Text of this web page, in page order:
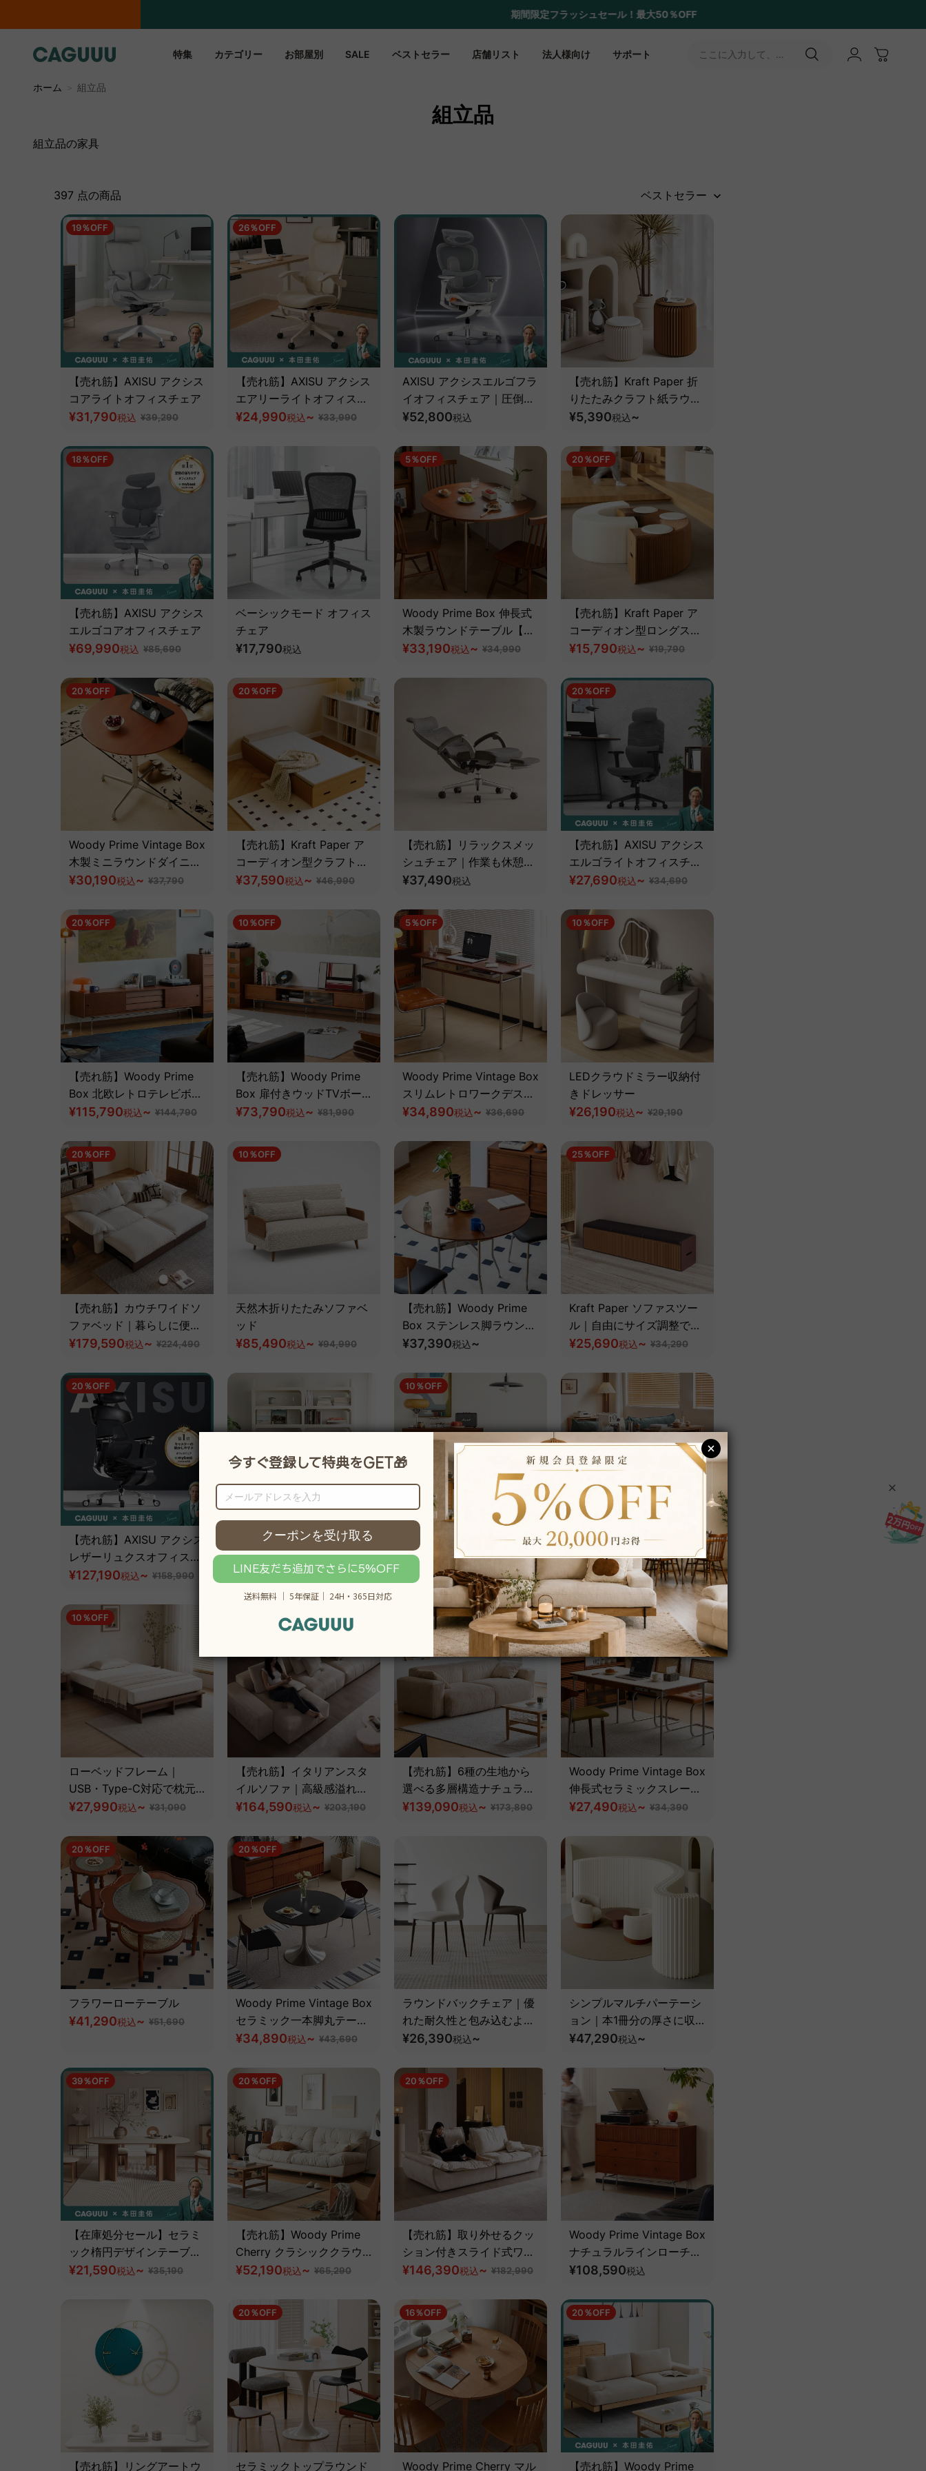
期間限定フラッシュセール！最大50％OFF
特集 カテゴリー お部屋別 SALE ベストセラー 店舗リスト 法人様向け サポート
ここに入力して、
ホーム
組立品
組立品
組立品の家具
397 点の商品 ベストセラー
19％OFF
【売れ筋】AXISU アクシス
コアライトオフィスチェア
¥31,790税込 ¥39,290
26％OFF
【売れ筋】AXISU アクシス
エアリーライトオフィスチ
ェア
¥24,990税込~ ¥33,990
AXISU アクシスエルゴフラ
イオフィスチェア｜圧倒的
な追従機能とフルサポート
¥52,800税込
【売れ筋】Kraft Paper 折
りたたみクラフト紙ラウン
ドスツール
¥5,390税込~
18％OFF
【売れ筋】AXISU アクシス
エルゴコアオフィスチェア
¥69,990税込 ¥85,690
ベーシックモード オフィス
チェア
¥17,790税込
5％OFF
Woody Prime Box 伸長式
木製ラウンドテーブル【高
級天然ツゲ材】
¥33,190税込~ ¥34,990
20％OFF
【売れ筋】Kraft Paper ア
コーディオン型ロングスツ
ール
¥15,790税込~ ¥19,790
20％OFF
Woody Prime Vintage Box
木製ミニラウンドダイニン
グテーブル【高級天然ツゲ
¥30,190税込~ ¥37,790
20％OFF
【売れ筋】Kraft Paper ア
コーディオン型クラフトベ
ッド
¥37,590税込~ ¥46,990
【売れ筋】リラックスメッ
シュチェア｜作業も休憩も
一台で完結するフルサポー
¥37,490税込
20％OFF
【売れ筋】AXISU アクシス
エルゴライトオフィスチェ
ア
¥27,690税込~ ¥34,690
20％OFF
【売れ筋】Woody Prime
Box 北欧レトロテレビボー
ド【高級天然ツゲ材】
¥115,790税込~ ¥144,790
10％OFF
【売れ筋】Woody Prime
Box 扉付きウッドTVボー
ド|高品質木材が生み出す味
級天然ツゲ材】
¥73,790税込~ ¥81,990
5％OFF
Woody Prime Vintage Box
スリムレトロワークデスク
【高級天然ツゲ材】
¥34,890税込~ ¥36,690
10％OFF
LEDクラウドミラー収納付
きドレッサー
¥26,190税込~ ¥29,190
20％OFF
【売れ筋】カウチワイドソ
ファベッド｜暮らしに便利
な洗えるカバー＆伸長式ソ
¥179,590税込~ ¥224,490
10％OFF
天然木折りたたみソファベ
ッド
¥85,490税込~ ¥94,990
【売れ筋】Woody Prime
Box ステンレス脚ラウンド
デザインテーブル【高級天
¥37,390税込~
25％OFF
Kraft Paper ソファスツー
ル｜自由にサイズ調整でき
る一体型折り畳み式×クッ
¥25,690税込~ ¥34,290
20％OFF
【売れ筋】AXISU アクシス
レザーリュクスオフィスチ
ェア
¥127,190税込~ ¥158,990
モジュール式ブックシェル
フ
¥18,590税込~
10％OFF
Woody Prime Box 異素材
ディスプレイキャビネット
【高級天然ツゲ材】
¥82,390税込 ¥91,590
モジュール式収納ウッドボ
ックス｜ナチュラルデザイ
ンでシーンに合わせて選べ
る豊富な収納タイプ
¥17,190税込~
10％OFF
ローベッドフレーム｜
USB・Type-C対応で枕元
が整う空間にゆとりを生む
¥27,990税込~ ¥31,090
【売れ筋】イタリアンスタ
イルソファ｜高級感溢れる
デザインと長く使える耐久
可】
¥164,590税込~ ¥203,190
20％OFF
【売れ筋】6種の生地から
選べる多層構造ナチュラル
ワイドソファ【色・素材カ
¥139,090税込~ ¥173,890
20％OFF
Woody Prime Vintage Box
伸長式セラミックスレート
ダイニングテーブル【高級
¥27,490税込~ ¥34,390
20％OFF
フラワーローテーブル
¥41,290税込~ ¥51,690
20％OFF
Woody Prime Vintage Box
セラミック一本脚丸テーブ
ル【高級天然ツゲ材】
¥34,890税込~ ¥43,690
ラウンドバックチェア｜優
れた耐久性と包み込むよう
な背もたれデザイン【椅子
¥26,390税込~
シンプルマルチパーテーシ
ョン｜本1冊分の厚さに収
納できる折り畳み式
¥47,290税込~
39％OFF
【在庫処分セール】セラミ
ック楕円デザインテーブル
｜広くて大きいこだわり天
¥21,590税込~ ¥35,190
20％OFF
【売れ筋】Woody Prime
Cherry クラシッククラウ
ドソファ｜長く使える防水
素材カスタマイズ可】【高
級天然チェリー材】
¥52,190税込~ ¥65,290
20％OFF
【売れ筋】取り外せるクッ
ション付きスライド式ワイ
ドソファ【色・サイズ・素
¥146,390税込~ ¥182,990
Woody Prime Vintage Box
ナチュラルラインローチェ
スト【高級天然ツゲ材】
¥108,590税込
【売れ筋】リングアートウ
20％OFF
セラミックトップラウンド
16％OFF
Woody Prime Cherry マル
20％OFF
【売れ筋】Woody Prime